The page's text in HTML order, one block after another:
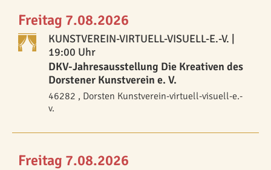
Freitag 7.08.2026
KUNSTVEREIN-VIRTUELL-VISUELL-E.-V. |
19:00 Uhr
DKV-Jahresausstellung Die Kreativen des
Dorstener Kunstverein e. V.
46282 , Dorsten Kunstverein-virtuell-visuell-e.-
v.
Freitag 7.08.2026